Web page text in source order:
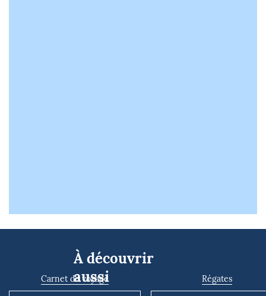
À découvrir
aussi
Carnet de voyage Régates